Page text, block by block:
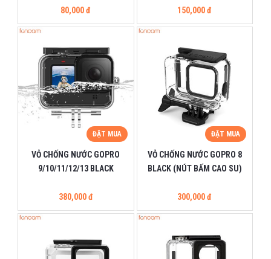
80,000 đ 150,000 đ
ĐẶT MUA
VỎ CHỐNG NƯỚC GOPRO
9/10/11/12/13 BLACK
380,000 đ
ĐẶT MUA
VỎ CHỐNG NƯỚC GOPRO 8
BLACK (NÚT BẤM CAO SU)
300,000 đ